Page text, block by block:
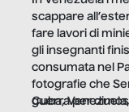
scappare
fare lavori di
gli insegnanti
consumata nel
fotografie che
guerra per
Cuba,